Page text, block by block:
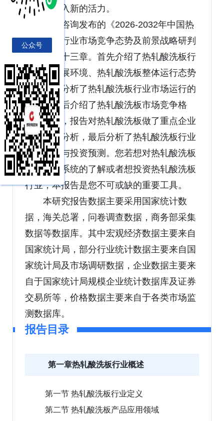
业发展注入新的活力。
博研咨询发布的《2026-2032年中国热
轧酸洗板行业市场竞争态势及前景战略研判
报告》共十三章。首先介绍了热轧酸洗板行
业市场发展环境、热轧酸洗板整体运行态势
等，接着分析了热轧酸洗板行业市场运行的
现状，然后介绍了热轧酸洗板市场竞争格
局。随后，报告对热轧酸洗板做了重点企业
经营状况分析，最后分析了热轧酸洗板行业
发展趋势与投资预测。您若想对热轧酸洗板
产业有个系统的了解或者想投资热轧酸洗板
行业，本报告是您不可或缺的重要工具。
本研究报告数据主要采用国家统计数
据，海关总署，问卷调查数据，商务部采集
数据等数据库。其中宏观经济数据主要来自
国家统计局，部分行业统计数据主要来自国
家统计局及市场调研数据，企业数据主要来
自于国家统计局规模企业统计数据库及证券
交易所等，价格数据主要来自于各类市场监
测数据库。
报告目录
第一章热轧酸洗板行业概述
第一节 热轧酸洗板行业定义
第二节 热轧酸洗板产品应用领域
公众号